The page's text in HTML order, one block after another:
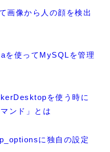
画像から人の顔を検出
を使ってMySQLを管理
を使う時に
ンド」とは
に独自の設定